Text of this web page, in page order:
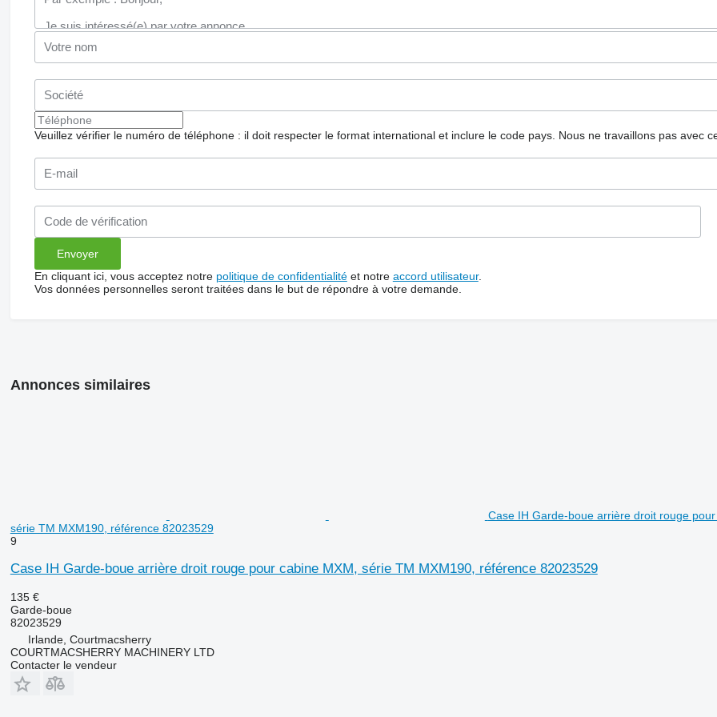
Veuillez vérifier le numéro de téléphone : il doit respecter le format international et inclure le code pays. Nous ne travaillons pas avec
En cliquant ici, vous acceptez notre politique de confidentialitéet notre accord utilisateur.
Vos données personnelles seront traitées dans le but de répondre à votre demande.
Annonces similaires
Case IH Garde-boue arrière droit rouge pour
série TM MXM190, référence 82023529
9
Case IH Garde-boue arrière droit rouge pour cabine MXM, série TM MXM190, référence 82023529
135 €
Garde-boue
82023529
Irlande, Courtmacsherry
COURTMACSHERRY MACHINERY LTD
Contacter le vendeur